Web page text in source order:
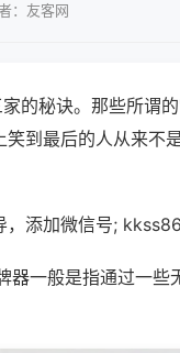
：友客网
的秘诀。那些所谓
到最后的人从来不
添加微信号;
一般是指通过一些